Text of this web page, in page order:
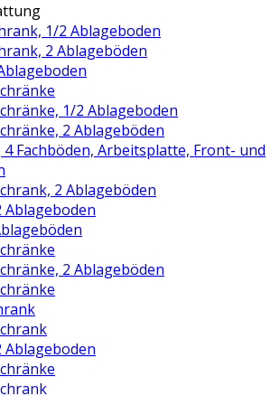
1/2 Ablageboden
2 Ablageböden
1/2 Ablageboden
2 Ablageböden
Fachböden, Arbeitsplatte, Front- und
2 Ablageböden
Ablageboden
2 Ablageböden
Ablageboden